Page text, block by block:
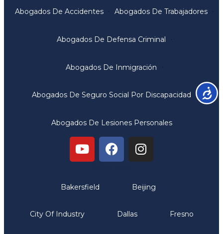
Abogados De Accidentes Abogados De Trabajadores
Abogados De Defensa Criminal
Abogados De Inmigración
Abogados De Seguro Social Por Discapacidad
Abogados De Lesiones Personales
Bakersfield Beijing
City Of Industry Dallas Fresno